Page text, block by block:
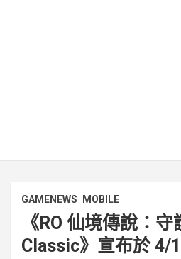
GAMENEWS MOBILE
《RO 仙境傳說：
Classic》宣布於 4/